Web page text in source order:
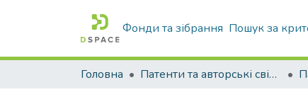
Фонди та зібрання Пошук за
Головна Патенти та авторські свідоцтва